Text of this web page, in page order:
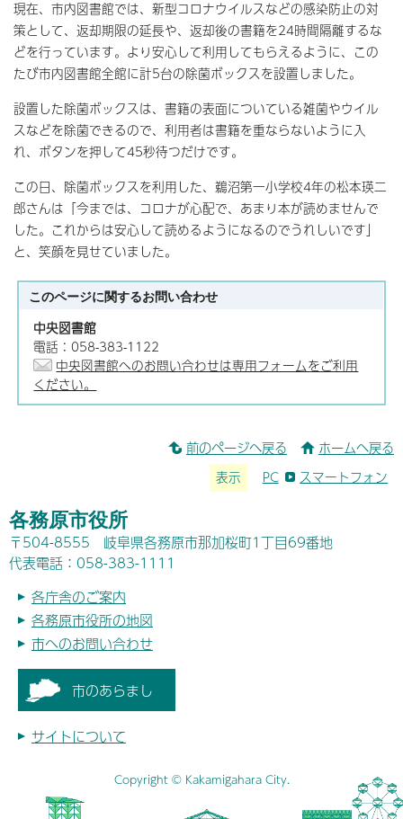
現在、市内図書館では、新型コロナウイルスなどの感染防止の対
策として、返却期限の延長や、返却後の書籍を24時間隔離するな
どを行っています。より安心して利用してもらえるように、この
たび市内図書館全館に計5台の除菌ボックスを設置しました。
設置した除菌ボックスは、書籍の表面についている雑菌やウイル
スなどを除菌できるので、利用者は書籍を重ならないように入
れ、ボタンを押して45秒待つだけです。
この日、除菌ボックスを利用した、鵜沼第一小学校4年の松本瑛二
郎さんは「今までは、コロナが心配で、あまり本が読めませんで
した。これからは安心して読めるようになるのでうれしいです」
と、笑顔を見せていました。
このページに関するお問い合わせ
中央図書館
電話：058-383-1122
中央図書館へのお問い合わせは専用フォームをご利用
ください。
前のページへ戻る ホームへ戻る
表示 PC スマートフォン
各務原市役所
〒504-8555 岐阜県各務原市那加桜町1丁目69番地
代表電話：058-383-1111
各庁舎のご案内
各務原市役所の地図
市へのお問い合わせ
市のあらまし
サイトについて
Copyright © Kakamigahara City.